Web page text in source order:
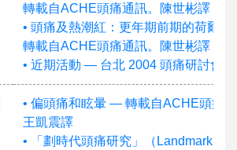
轉載自ACHE頭痛通訊。陳世彬譯
• 頭痛及熱潮紅：更年期前期的荷爾
轉載自ACHE頭痛通訊。陳世彬譯
• 近期活動 — 台北 2004 頭痛研討會
• 偏頭痛和眩暈 — 轉載自ACHE頭痛
王凱震譯
• 「劃時代頭痛研究」（Landmark